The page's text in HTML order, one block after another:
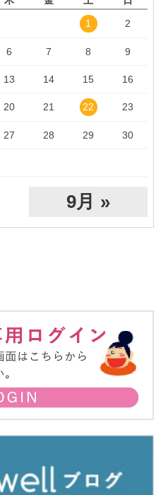
1 2
6 7 8 9
13 14 15 16
20 21 22 23
27 28 29 30
9月 »